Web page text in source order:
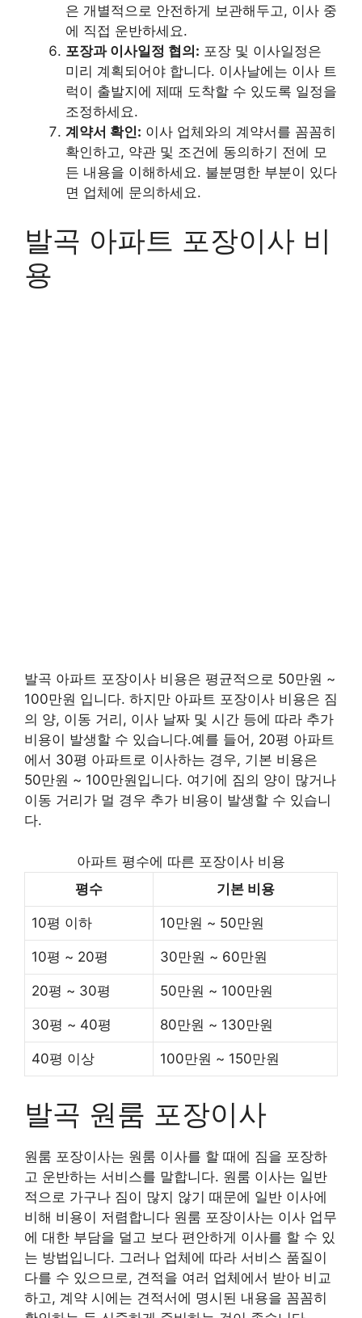
은 개별적으로 안전하게 보관해두고, 이사 중
에 직접 운반하세요.
포장과 이사일정 협의: 포장 및 이사일정은
미리 계획되어야 합니다. 이사날에는 이사 트
럭이 출발지에 제때 도착할 수 있도록 일정을
조정하세요.
계약서 확인: 이사 업체와의 계약서를 꼼꼼히
확인하고, 약관 및 조건에 동의하기 전에 모
든 내용을 이해하세요. 불분명한 부분이 있다
면 업체에 문의하세요.
발곡 아파트 포장이사 비
용
발곡 아파트 포장이사 비용은 평균적으로 50만원 ~
100만원 입니다. 하지만 아파트 포장이사 비용은 짐
의 양, 이동 거리, 이사 날짜 및 시간 등에 따라 추가
비용이 발생할 수 있습니다.예를 들어, 20평 아파트
에서 30평 아파트로 이사하는 경우, 기본 비용은
50만원 ~ 100만원입니다. 여기에 짐의 양이 많거나
이동 거리가 멀 경우 추가 비용이 발생할 수 있습니
다.
아파트 평수에 따른 포장이사 비용
평수
기본 비용
10평 이하 10만원 ~ 50만원
10평 ~ 20평 30만원 ~ 60만원
20평 ~ 30평 50만원 ~ 100만원
30평 ~ 40평 80만원 ~ 130만원
40평 이상 100만원 ~ 150만원
발곡 원룸 포장이사
원룸 포장이사는 원룸 이사를 할 때에 짐을 포장하
고 운반하는 서비스를 말합니다. 원룸 이사는 일반
적으로 가구나 짐이 많지 않기 때문에 일반 이사에
비해 비용이 저렴합니다 원룸 포장이사는 이사 업무
에 대한 부담을 덜고 보다 편안하게 이사를 할 수 있
는 방법입니다. 그러나 업체에 따라 서비스 품질이
다를 수 있으므로, 견적을 여러 업체에서 받아 비교
하고, 계약 시에는 견적서에 명시된 내용을 꼼꼼히